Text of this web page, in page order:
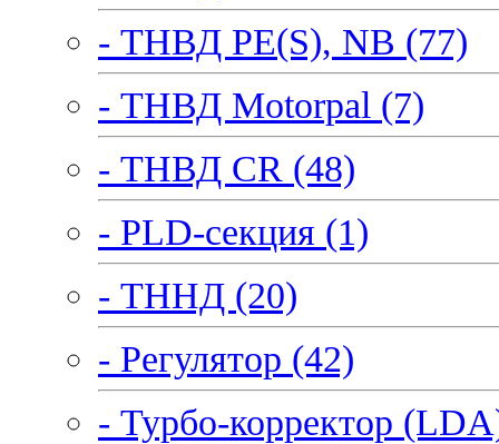
- ТНВД PE(S), NB (77)
- ТНВД Motorpal (7)
- ТНВД CR (48)
- PLD-секция (1)
- ТННД (20)
- Регулятор (42)
- Турбо-корректор